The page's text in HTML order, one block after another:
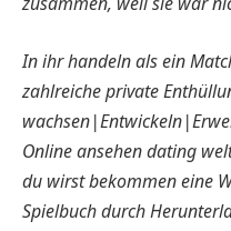
In ihr handeln als ein
zahlreiche private
Online ansehen dating
du wirst bekommen eine
Spielbuch durch